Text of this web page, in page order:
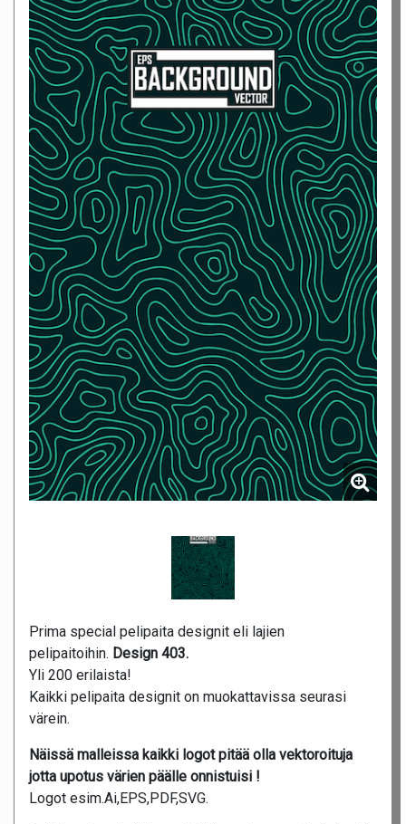
Prima special pelipaita designit eli lajien
pelipaitoihin. Design 403.
Yli 200 erilaista!
Kaikki pelipaita designit on muokattavissa seurasi
värein.
Näissä malleissa kaikki logot pitää olla vektoroituja
jotta upotus värien päälle onnistuisi !
Logot esim.Ai,EPS,PDF,SVG.